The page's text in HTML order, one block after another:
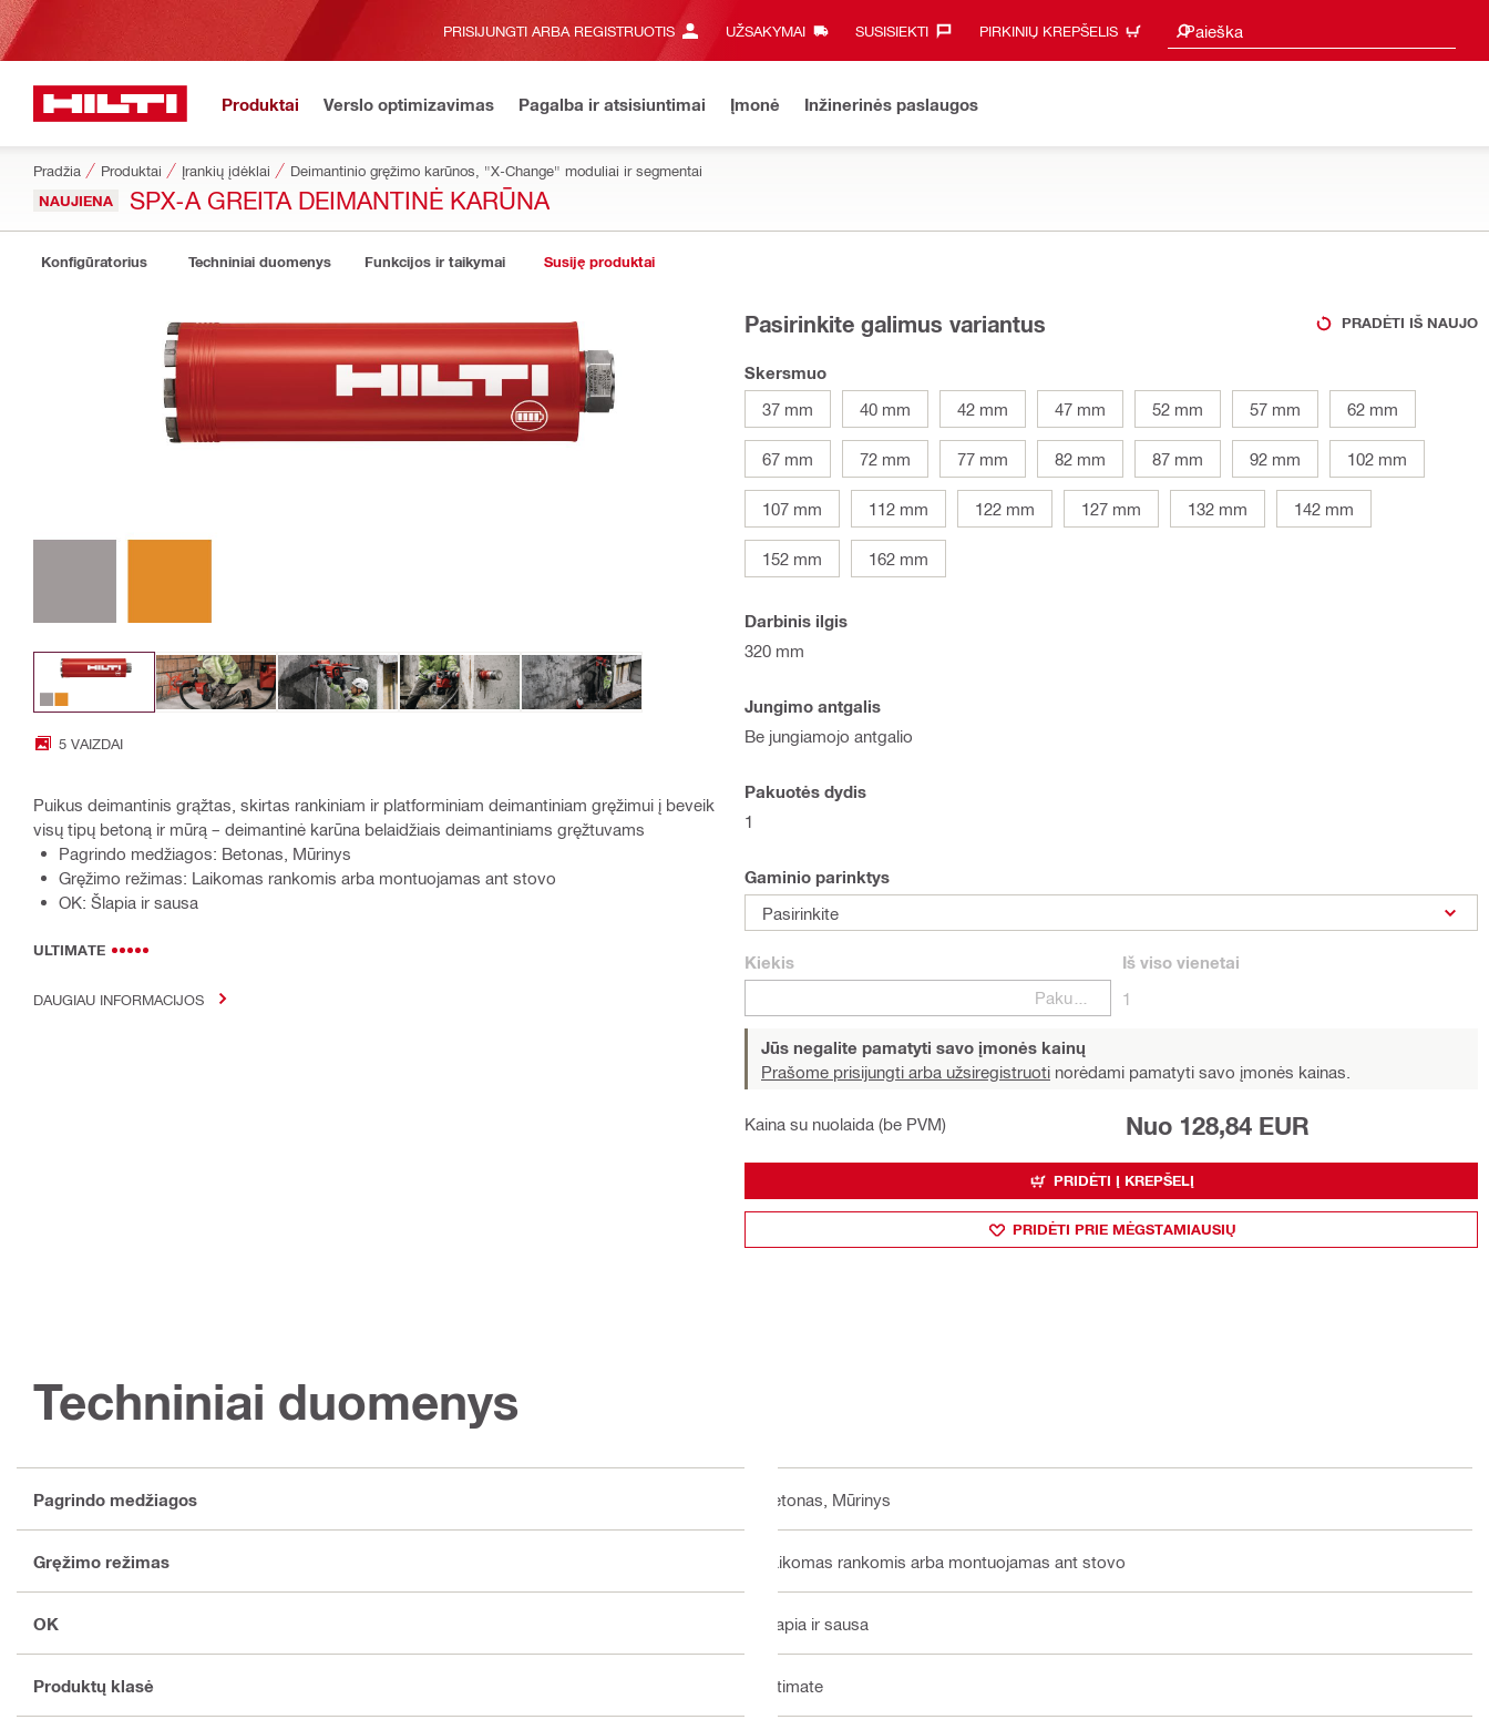
PRISIJUNGTI ARBA REGISTRUOTIS UŽSAKYMAI SUSISIEKTI‎ PIRKINIŲ KREPŠELIS Paieška
Paieškos pasiūlymai
Produktai Verslo optimizavimas Pagalba ir atsisiuntimai Įmonė Inžinerinės paslaugos
Pradžia Produktai Įrankių įdėklai Deimantinio gręžimo karūnos, "X-Change" moduliai ir segmentai
NAUJIENA SPX-A GREITA DEIMANTINĖ KARŪNA
Konfigūratorius Techniniai duomenys Funkcijos ir taikymai Susiję produktai
5 VAIZDAI
Puikus deimantinis grąžtas, skirtas rankiniam ir platforminiam deimantiniam gręžimui į beveik
visų tipų betoną ir mūrą – deimantinė karūna belaidžiais deimantiniams gręžtuvams
Pagrindo medžiagos: Betonas, Mūrinys
Gręžimo režimas: Laikomas rankomis arba montuojamas ant stovo
OK: Šlapia ir sausa
ULTIMATE
DAUGIAU INFORMACIJOS
Pasirinkite galimus variantus PRADĖTI IŠ NAUJO
Skersmuo
37 mm
40 mm 42 mm 47 mm 52 mm 57 mm 62 mm
67 mm 72 mm 77 mm 82 mm 87 mm 92 mm 102 mm
107 mm 112 mm 122 mm 127 mm 132 mm 142 mm
152 mm 162 mm
Darbinis ilgis
320 mm
Jungimo antgalis
Be jungiamojo antgalio
Pakuotės dydis
1
Gaminio parinktys
Pasirinkite
Kiekis
Pakuotės
Iš viso vienetai
1
Jūs negalite pamatyti savo įmonės kainų
Prašome prisijungti arba užsiregistruoti norėdami pamatyti savo įmonės kainas.
Kaina su nuolaida (be PVM) Nuo 128,84 EUR
PRIDĖTI Į KREPŠELĮ
PRIDĖTI PRIE MĖGSTAMIAUSIŲ
Techniniai duomenys
Pagrindo medžiagos Betonas, Mūrinys
Gręžimo režimas Laikomas rankomis arba montuojamas ant stovo
OK Šlapia ir sausa
Produktų klasė Ultimate